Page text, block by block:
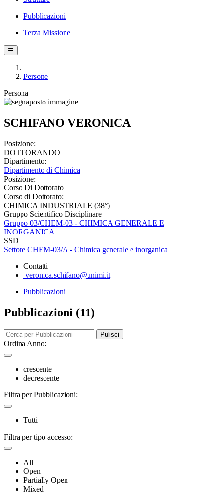
Pubblicazioni
Terza Missione
☰
Persone
Persona
SCHIFANO VERONICA
Posizione:
DOTTORANDO
Dipartimento:
Dipartimento di Chimica
Posizione:
Corso Di Dottorato
Corso di Dottorato:
CHIMICA INDUSTRIALE (38°)
Gruppo Scientifico Disciplinare
Gruppo 03/CHEM-03 - CHIMICA GENERALE E
INORGANICA
SSD
Settore CHEM-03/A - Chimica generale e inorganica
Contatti
veronica.schifano@unimi.it
Pubblicazioni
Pubblicazioni (11)
Pulisci
Ordina Anno:
crescente
decrescente
Filtra per Pubblicazioni:
Tutti
Filtra per tipo accesso:
All
Open
Partially Open
Mixed